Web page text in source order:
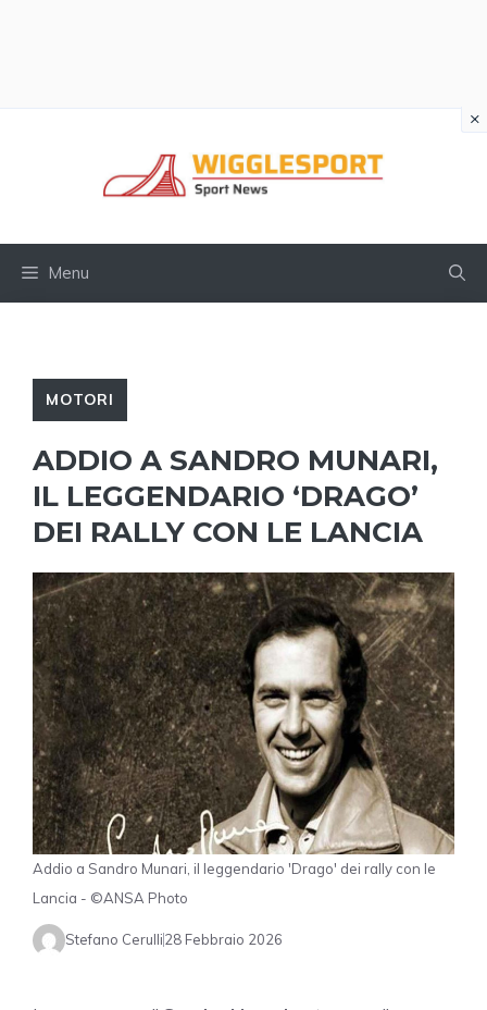
Menu
MOTORI
ADDIO A SANDRO MUNARI,
IL LEGGENDARIO ‘DRAGO’
DEI RALLY CON LE LANCIA
Addio a Sandro Munari, il leggendario 'Drago' dei rally con le
Lancia - ©ANSA Photo
Stefano Cerulli28 Febbraio 2026
×